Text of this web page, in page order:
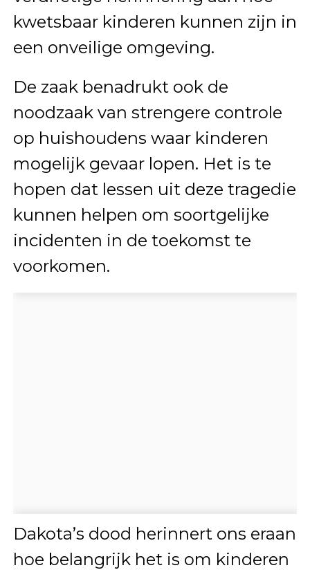
kwetsbaar kinderen kunnen zijn in
een onveilige omgeving.
De zaak benadrukt ook de
noodzaak van strengere controle
op huishoudens waar kinderen
mogelijk gevaar lopen. Het is te
hopen dat lessen uit deze tragedie
kunnen helpen om soortgelijke
incidenten in de toekomst te
voorkomen.
Dakota’s dood herinnert ons eraan
hoe belangrijk het is om kinderen